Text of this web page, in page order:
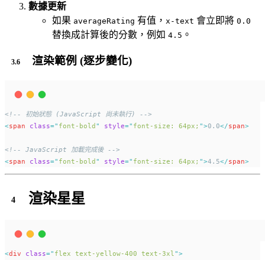
數據更新
如果 averageRating 有值， x-text 會立即將 0.0
替換成計算後的分數，例如 4.5 。
渲染範例 (逐步變化)
<!-- 初始狀態 (JavaScript 尚未執行) -->
<span class=" font-bold" style=" font-size: 64px; ">0.0</span>
<!-- JavaScript 加載完成後 -->
<span class=" font-bold" style=" font-size: 64px; ">4.5</span>
渲染星星
<div class=" flex text-yellow-400 text-3xl">